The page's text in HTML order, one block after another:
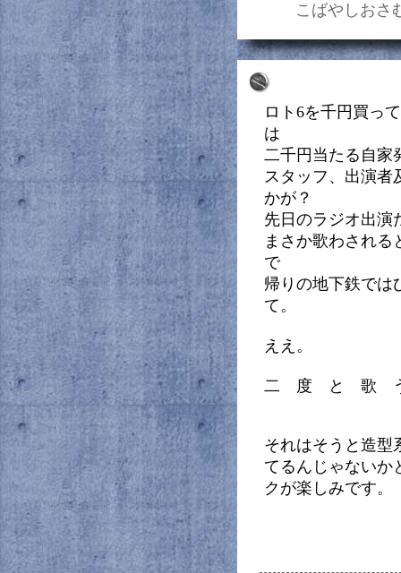
こばやしおさ
ロト6を千円買っ
は
二千円当たる自家
スタッフ、出演者
かが？
先日のラジオ出演
まさか歌わされる
で
帰りの地下鉄では
て。
ええ。
二 度 と 歌
それはそうと造型
てるんじゃないか
クが楽しみです。